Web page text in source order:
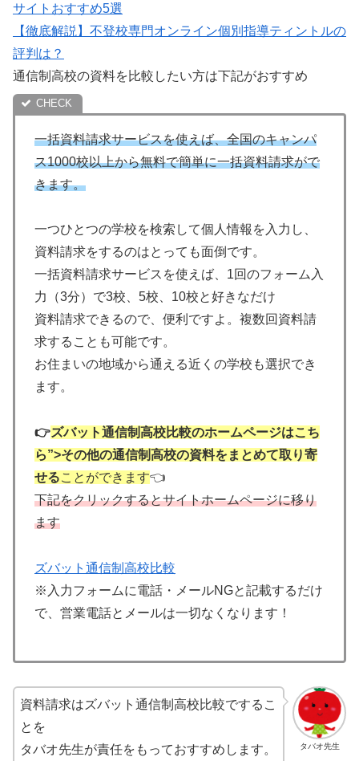
サイトおすすめ5選
【徹底解説】不登校専門オンライン個別指導ティントルの
評判は？
通信制高校の資料を比較したい方は下記がおすすめ
一括資料請求サービスを使えば、全国のキャンパ
ス1000校以上から無料で簡単に一括資料請求がで
きます。
一つひとつの学校を検索して個人情報を入力し、
資料請求をするのはとっても面倒です。
一括資料請求サービスを使えば、1回のフォーム入
力（3分）で3校、5校、10校と好きなだけ
資料請求できるので、便利ですよ。複数回資料請
求することも可能です。
お住まいの地域から通える近くの学校も選択でき
ます。
👉ズバット通信制高校比較のホームページはこち
ら”>その他の通信制高校の資料をまとめて取り寄
せることができます👈
下記をクリックするとサイトホームページに移り
ます
ズバット通信制高校比較
※入力フォームに電話・メールNGと記載するだけ
で、営業電話とメールは一切なくなります！
タバオ先生
資料請求はズバット通信制高校比較でするこ
とを
タバオ先生が責任をもっておすすめします。